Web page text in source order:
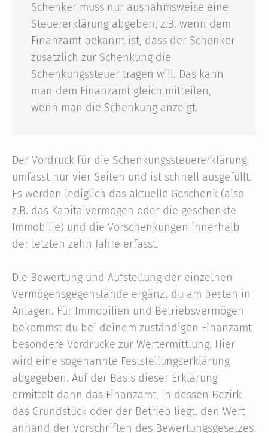
Schenker muss nur ausnahmsweise eine
Steuererklärung abgeben, z.B. wenn dem
Finanzamt bekannt ist, dass der Schenker
zusätzlich zur Schenkung die
Schenkungssteuer tragen will. Das kann
man dem Finanzamt gleich mitteilen,
wenn man die Schenkung anzeigt.
Der Vordruck für die Schenkungssteuererklärung
umfasst nur vier Seiten und ist schnell ausgefüllt.
Es werden lediglich das aktuelle Geschenk (also
z.B. das Kapitalvermögen oder die geschenkte
Immobilie) und die Vorschenkungen innerhalb
der letzten zehn Jahre erfasst.
Die Bewertung und Aufstellung der einzelnen
Vermögensgegenstände ergänzt du am besten in
Anlagen. Für Immobilien und Betriebsvermögen
bekommst du bei deinem zuständigen Finanzamt
besondere Vordrucke zur Wertermittlung. Hier
wird eine sogenannte Feststellungserklärung
abgegeben. Auf der Basis dieser Erklärung
ermittelt dann das Finanzamt, in dessen Bezirk
das Grundstück oder der Betrieb liegt, den Wert
anhand der Vorschriften des Bewertungsgesetzes.